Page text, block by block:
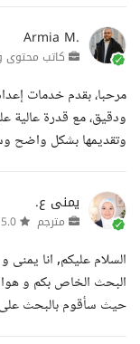
Armia M.
كاتب محتوى
مرحبا، بقدم خدمات
ودقيق، مع قدرة عالية
وتقديمها بشكل واضح
يمنى ع.
مترجم
السلام عليكم, انا
البحث الخاص بكم و
حيث سأقوم بالبحث على